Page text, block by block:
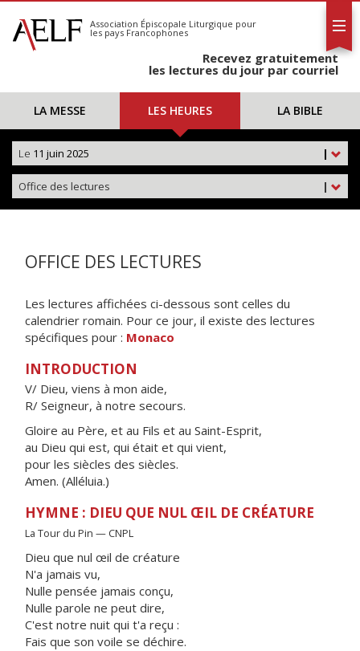
S'abonner
Calendrier
Association Épiscopale Liturgique pour
les pays Francophones
Recevez gratuitement
les lectures du jour par courriel
LA MESSE LES HEURES LA BIBLE
|
Le 11 juin 2025
|
Office des lectures
OFFICE DES LECTURES
Les lectures affichées ci-dessous sont celles du
calendrier romain. Pour ce jour, il existe des lectures
spécifiques pour : Monaco
INTRODUCTION
V/ Dieu, viens à mon aide,
R/ Seigneur, à notre secours.
Gloire au Père, et au Fils et au Saint-Esprit,
au Dieu qui est, qui était et qui vient,
pour les siècles des siècles.
Amen. (Alléluia.)
HYMNE : DIEU QUE NUL ŒIL DE CRÉATURE
La Tour du Pin — CNPL
Dieu que nul œil de créature
N'a jamais vu,
Nulle pensée jamais conçu,
Nulle parole ne peut dire,
C'est notre nuit qui t'a reçu :
Fais que son voile se déchire.